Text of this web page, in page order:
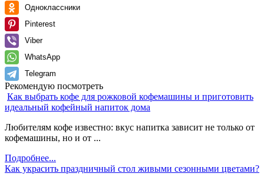
Одноклассники
Pinterest
Viber
WhatsApp
Telegram
Рекомендую посмотреть
Как выбрать кофе для рожковой кофемашины и приготовить
идеальный кофейный напиток дома
Любителям кофе известно: вкус напитка зависит не только от
кофемашины, но и от ...
Подробнее...
Как украсить праздничный стол живыми сезонными цветами?